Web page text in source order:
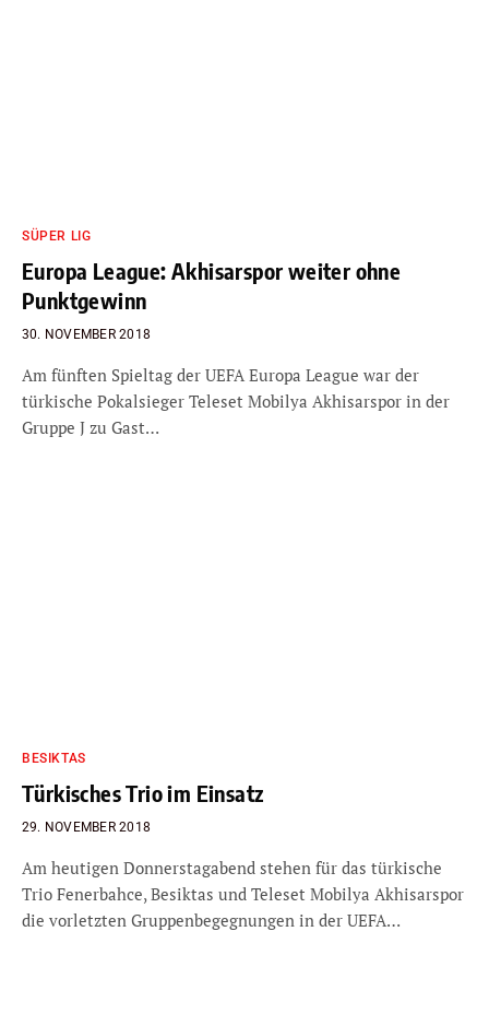
SÜPER LIG
Europa League: Akhisarspor weiter ohne
Punktgewinn
30. NOVEMBER 2018
Am fünften Spieltag der UEFA Europa League war der
türkische Pokalsieger Teleset Mobilya Akhisarspor in der
Gruppe J zu Gast…
BESIKTAS
Türkisches Trio im Einsatz
29. NOVEMBER 2018
Am heutigen Donnerstagabend stehen für das türkische
Trio Fenerbahce, Besiktas und Teleset Mobilya Akhisarspor
die vorletzten Gruppenbegegnungen in der UEFA…